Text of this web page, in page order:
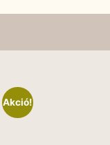
Akció!